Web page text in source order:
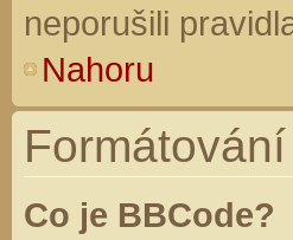
neporušili
Nahoru
Co je BBCode?